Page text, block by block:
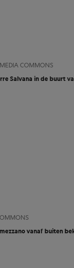
COMMONS
Salvana in de buurt
vanaf buiten